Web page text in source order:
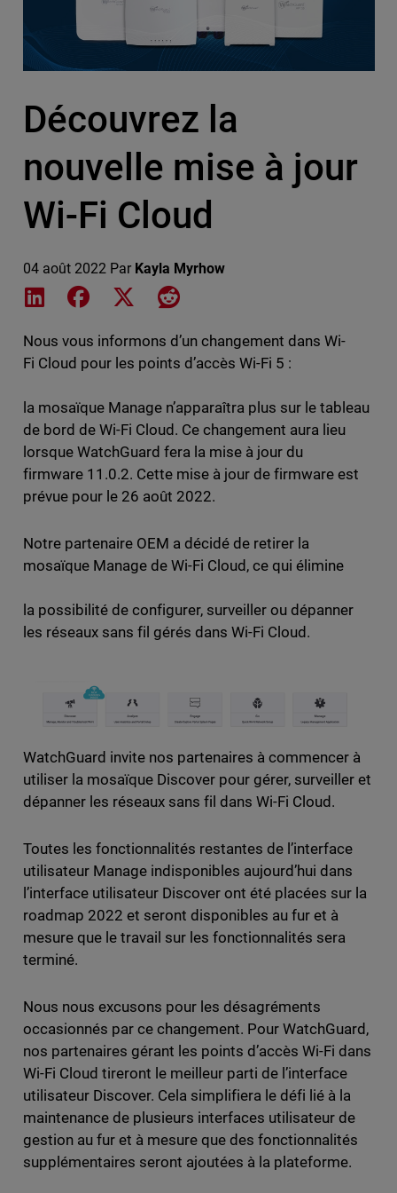
Découvrez la
nouvelle mise à jour
Wi-Fi Cloud
04 août 2022 Par Kayla Myrhow
Share on LinkedIn
Share on Facebook
Share on XShare on Reddit
Nous vous informons d’un changement dans Wi-
Fi Cloud pour les points d’accès Wi-Fi 5 :
la mosaïque Manage n’apparaîtra plus sur le tableau
de bord de Wi-Fi Cloud. Ce changement aura lieu
lorsque WatchGuard fera la mise à jour du
firmware 11.0.2. Cette mise à jour de firmware est
prévue pour le 26 août 2022.
Notre partenaire OEM a décidé de retirer la
mosaïque Manage de Wi-Fi Cloud, ce qui élimine
la possibilité de configurer, surveiller ou dépanner
les réseaux sans fil gérés dans Wi-Fi Cloud.
WatchGuard invite nos partenaires à commencer à
utiliser la mosaïque Discover pour gérer, surveiller et
dépanner les réseaux sans fil dans Wi-Fi Cloud.
Toutes les fonctionnalités restantes de l’interface
utilisateur Manage indisponibles aujourd’hui dans
l’interface utilisateur Discover ont été placées sur la
roadmap 2022 et seront disponibles au fur et à
mesure que le travail sur les fonctionnalités sera
terminé.
Nous nous excusons pour les désagréments
occasionnés par ce changement. Pour WatchGuard,
nos partenaires gérant les points d’accès Wi-Fi dans
Wi-Fi Cloud tireront le meilleur parti de l’interface
utilisateur Discover. Cela simplifiera le défi lié à la
maintenance de plusieurs interfaces utilisateur de
gestion au fur et à mesure que des fonctionnalités
supplémentaires seront ajoutées à la plateforme.